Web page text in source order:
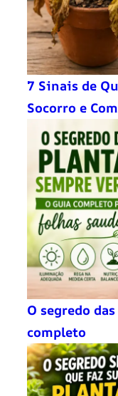
7 Sinais de
Socorro e
O segredo
completo